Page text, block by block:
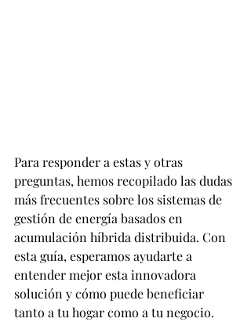
Para responder a estas y otras
preguntas, hemos recopilado las dudas
más frecuentes sobre los sistemas de
gestión de energía basados en
acumulación híbrida distribuida. Con
esta guía, esperamos ayudarte a
entender mejor esta innovadora
solución y cómo puede beneficiar
tanto a tu hogar como a tu negocio.